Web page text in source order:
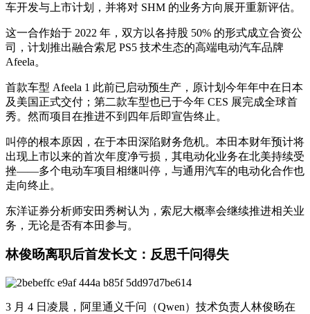
车开发与上市计划，并将对 SHM 的业务方向展开重新评估。
这一合作始于 2022 年，双方以各持股 50% 的形式成立合资公
司，计划推出融合索尼 PS5 技术生态的高端电动汽车品牌
Afeela。
首款车型 Afeela 1 此前已启动预生产，原计划今年年中在日本
及美国正式交付；第二款车型也已于今年 CES 展完成全球首
秀。然而项目在推进不到四年后即宣告终止。
叫停的根本原因，在于本田深陷财务危机。本田本财年预计将
出现上市以来的首次年度净亏损，其电动化业务在北美持续受
挫——多个电动车项目相继叫停，与通用汽车的电动化合作也
走向终止。
东洋证券分析师安田秀树认为，索尼大概率会继续推进相关业
务，无论是否有本田参与。
林俊旸离职后首发长文：反思千问得失
3 月 4 日凌晨，阿里通义千问（Qwen）技术负责人林俊旸在